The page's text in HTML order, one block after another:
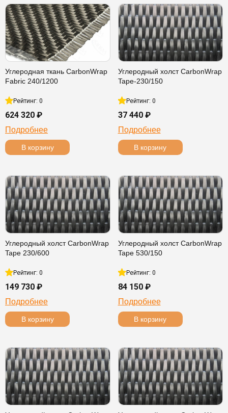
Углеродная ткань CarbonWrap
Fabric 240/1200
Рейтинг: 0
624 320 ₽
Подробнее
В корзину
Углеродный холст CarbonWrap
Tape-230/150
Рейтинг: 0
37 440 ₽
Подробнее
В корзину
Углеродный холст CarbonWrap
Tape 230/600
Рейтинг: 0
149 730 ₽
Подробнее
В корзину
Углеродный холст CarbonWrap
Tape 530/150
Рейтинг: 0
84 150 ₽
Подробнее
В корзину